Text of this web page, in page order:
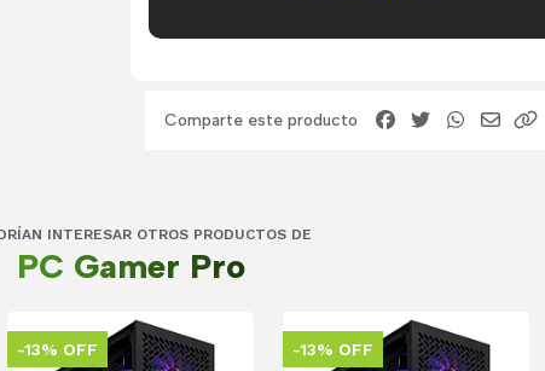
Comparte este producto
INTERESAR OTROS PRODUCTOS DE
PC Gamer Pro
-13% OFF -13% OFF